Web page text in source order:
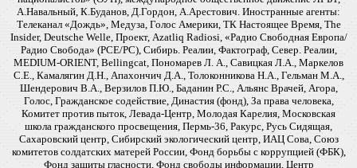
А.Навальный, К.Буданов, Д.Гордон, А.Арестович. Иностранные агенты:
Телеканал «Дождь», Медуза, Голос Америки, ТК Настоящее Время, The
Insider, Deutsche Welle, Проект, Azatliq Radiosi, «Радио Свободная Европа/
Радио Свобода» (PCE/PC), Сибирь. Реалии, Фактограф, Север. Реалии,
MEDIUM-ORIENT, Bellingcat, Пономарев Л. А., Савицкая Л.А., Маркелов
С.Е., Камалягин Д.Н., Апахончич Д.А., Толоконникова Н.А., Гельман М.А.,
Шендерович В.А., Верзилов П.Ю., Баданин Р.С., Альянс Врачей, Агора,
Голос, Гражданское содействие, Династия (фонд), За права человека,
Комитет против пыток, Левада-Центр, Молодая Карелия, Московская
школа гражданского просвещения, Пермь-36, Ракурс, Русь Сидящая,
Сахаровский центр, Сибирский экологический центр, ИАЦ Сова, Союз
комитетов солдатских матерей России, Фонд борьбы с коррупцией (ФБК),
Фонд защиты гласности, Фонд свободы информации, Центр